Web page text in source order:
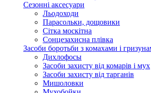
Сезонні аксесуари
Льодоходи
Парасольки, дощовики
Сітка москітна
Сонцезахисна плівка
Засоби боротьби з комахами і
Дихлофосы
Засоби захисту від комарів і мух
Засоби захисту від тарганів
Мишоловки